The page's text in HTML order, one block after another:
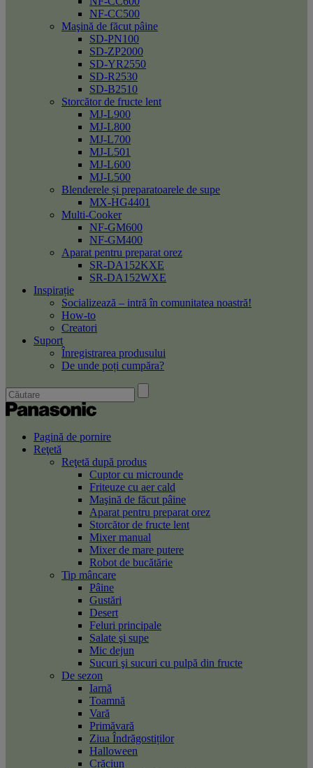
NF-CC500
Maşină de făcut pâine
SD-PN100
SD-ZP2000
SD-YR2550
SD-R2530
SD-B2510
Storcător de fructe lent
MJ-L900
MJ-L800
MJ-L700
MJ-L501
MJ-L600
MJ-L500
Blenderele și preparatoarele de supe
MX-HG4401
Multi-Cooker
NF-GM600
NF-GM400
Aparat pentru preparat orez
SR-DA152KXE
SR-DA152WXE
Inspirație
Socializează – intră în comunitatea noastră!
How-to
Creatori
Suport
Înregistrarea produsului
De unde poți cumpăra?
Pagină de pornire
Reţetă
Reţetă după produs
Cuptor cu microunde
Friteuze cu aer cald
Maşină de făcut pâine
Aparat pentru preparat orez
Storcător de fructe lent
Mixer manual
Mixer de mare putere
Robot de bucătărie
Tip mâncare
Pâine
Gustări
Desert
Feluri principale
Salate şi supe
Mic dejun
Sucuri şi sucuri cu pulpă din fructe
De sezon
Iarnă
Toamnă
Vară
Primăvară
Ziua Îndrăgostiților
Halloween
Crăciun